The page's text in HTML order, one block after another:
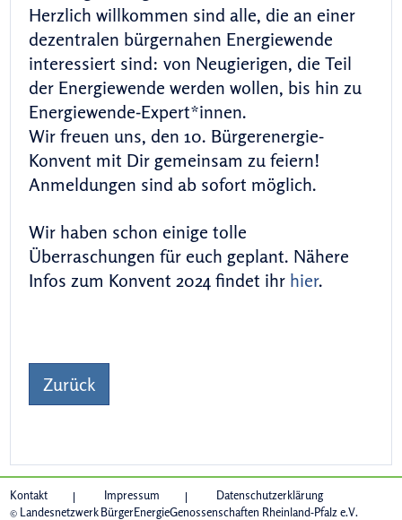
Herzlich willkommen sind alle, die an einer
dezentralen bürgernahen Energiewende
interessiert sind: von Neugierigen, die Teil
der Energiewende werden wollen, bis hin zu
Energiewende-Expert*innen.
Wir freuen uns, den 10. Bürgerenergie-
Konvent mit Dir gemeinsam zu feiern!
Anmeldungen sind ab sofort möglich.
Wir haben schon einige tolle
Überraschungen für euch geplant. Nähere
Infos zum Konvent 2024 findet ihr hier.
Zurück
Kontakt Impressum
Datenschutzerklärung
© Landesnetzwerk BürgerEnergieGenossenschaften Rheinland-Pfalz e.V.